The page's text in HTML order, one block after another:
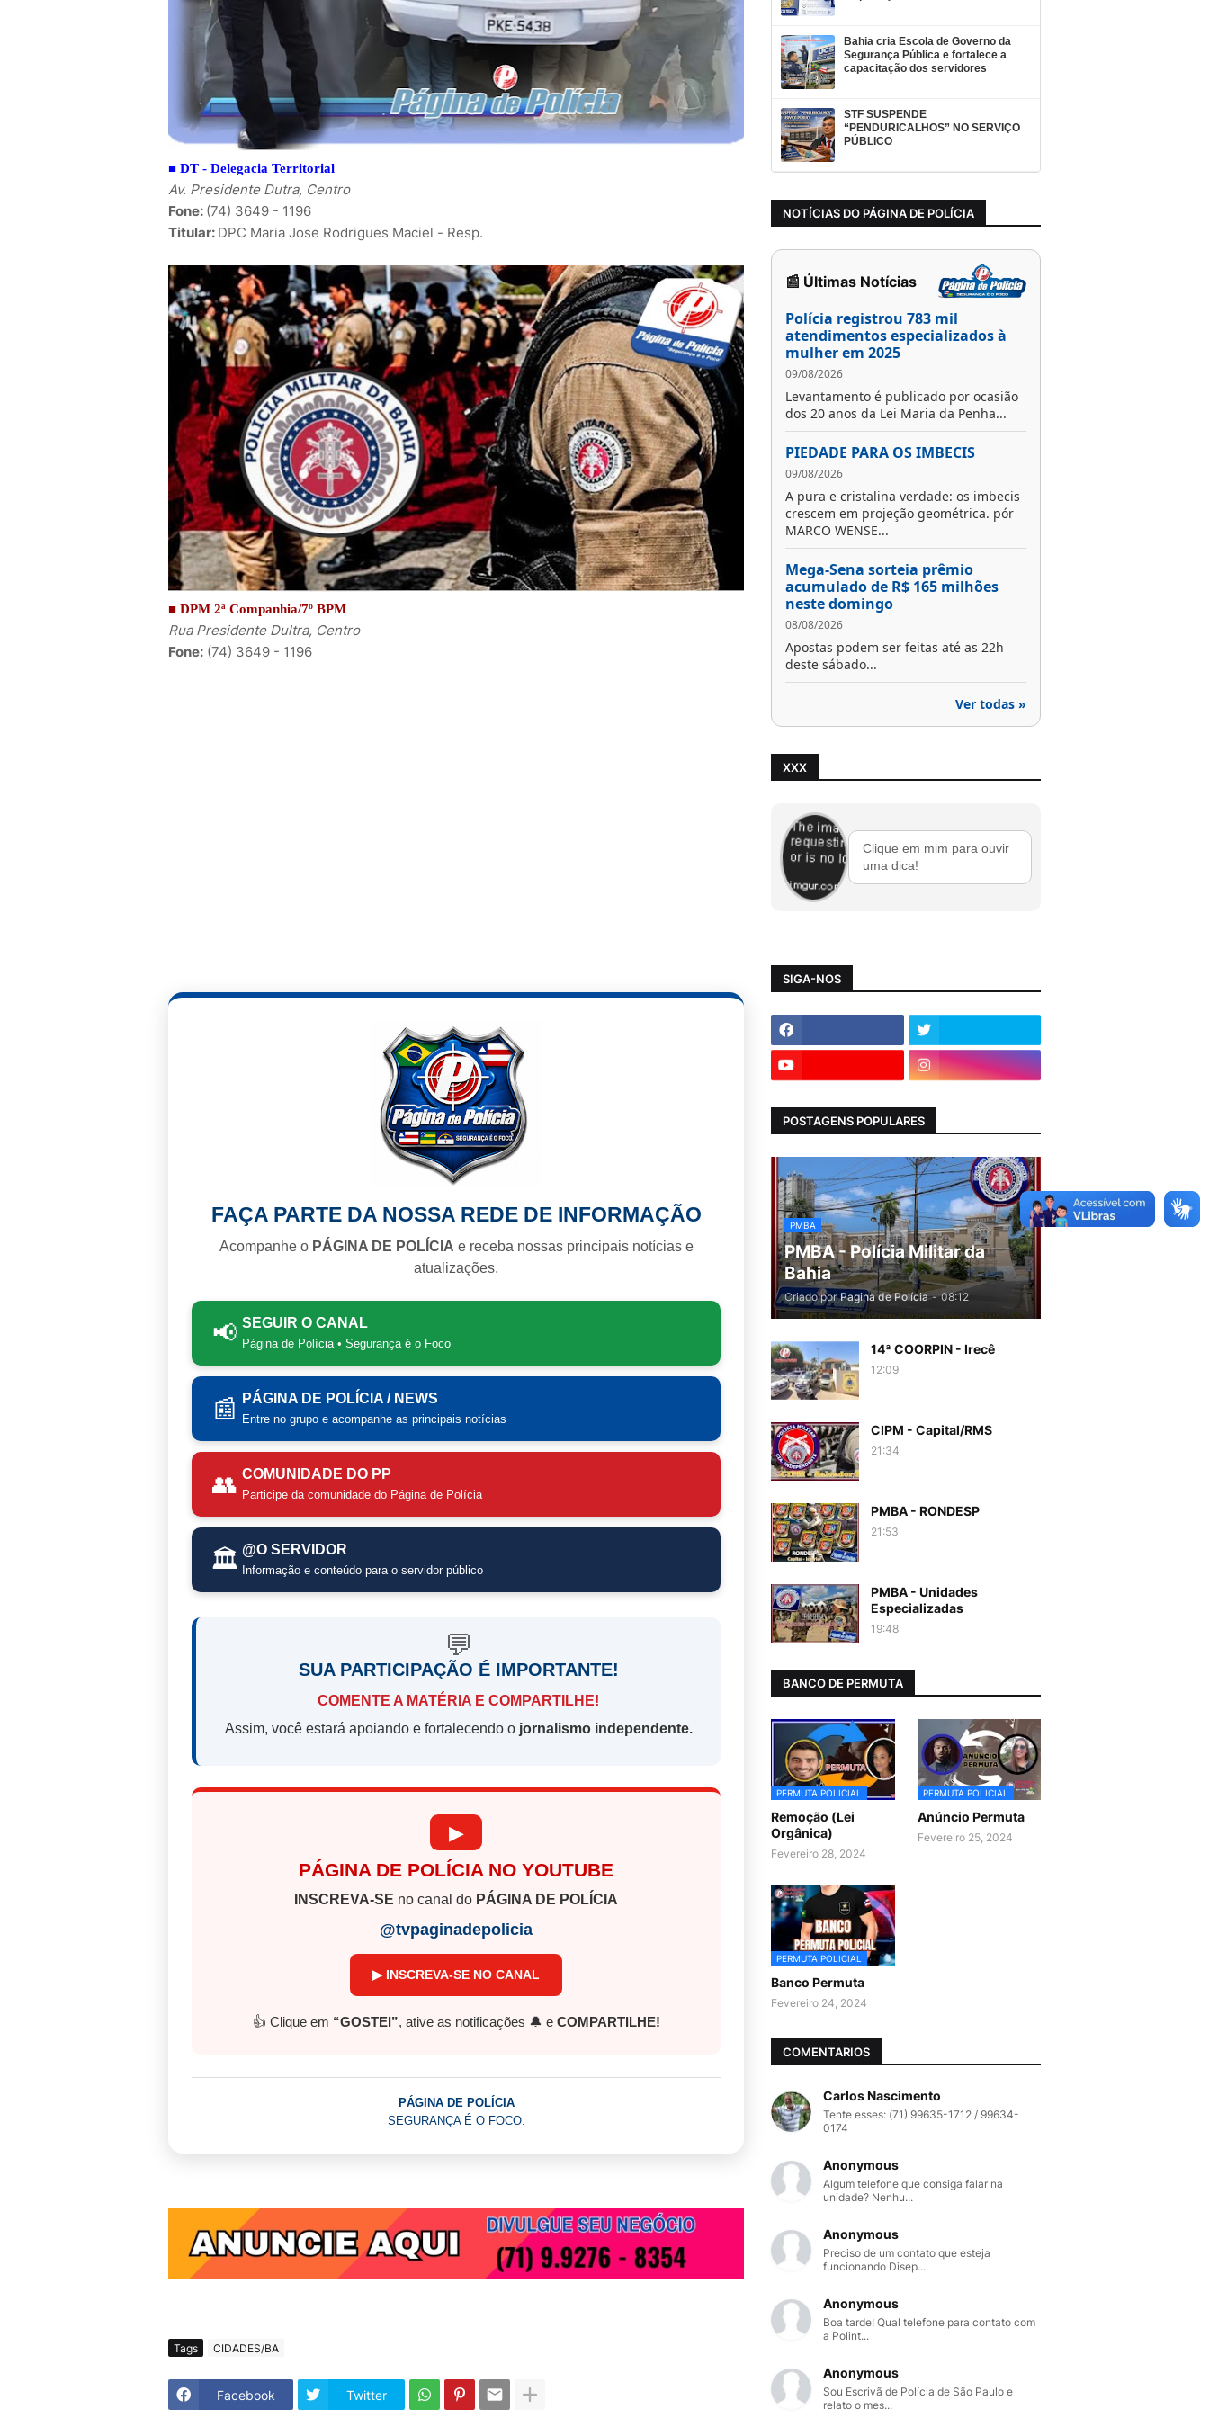
■ DT - Delegacia Territorial
Av. Presidente Dutra, Centro
Fone: (74) 3649 - 1196
Titular: DPC Maria Jose Rodrigues Maciel - Resp.
■ DPM 2ª Companhia/7º BPM
Rua Presidente Dultra, Centro
Fone: (74) 3649 - 1196
FAÇA PARTE DA NOSSA REDE DE INFORMAÇÃO
Acompanhe o PÁGINA DE POLÍCIA e receba nossas principais notícias e
atualizações.
📢 SEGUIR O CANAL
Página de Polícia • Segurança é o Foco
📰 PÁGINA DE POLÍCIA / NEWS
Entre no grupo e acompanhe as principais notícias
👥 COMUNIDADE DO PP
Participe da comunidade do Página de Polícia
🏛️ @O SERVIDOR
Informação e conteúdo para o servidor público
💬
SUA PARTICIPAÇÃO É IMPORTANTE!
COMENTE A MATÉRIA E COMPARTILHE!
Assim, você estará apoiando e fortalecendo o jornalismo independente.
▶
PÁGINA DE POLÍCIA NO YOUTUBE
INSCREVA-SE no canal do PÁGINA DE POLÍCIA
@tvpaginadepolicia
▶ INSCREVA-SE NO CANAL
👍 Clique em “GOSTEI”, ative as notificações 🔔 e COMPARTILHE!
PÁGINA DE POLÍCIA
SEGURANÇA É O FOCO.
Tags CIDADES/BA
Facebook Twitter
Bahia cria Escola de Governo da
Segurança Pública e fortalece a
capacitação dos servidores
STF SUSPENDE
“PENDURICALHOS” NO SERVIÇO
PÚBLICO
NOTÍCIAS DO PÁGINA DE POLÍCIA
📰 Últimas Notícias
Polícia registrou 783 mil
atendimentos especializados à
mulher em 2025
09/08/2026
Levantamento é publicado por ocasião
dos 20 anos da Lei Maria da Penha...
PIEDADE PARA OS IMBECIS
09/08/2026
A pura e cristalina verdade: os imbecis
crescem em projeção geométrica. pór
MARCO WENSE...
Mega-Sena sorteia prêmio
acumulado de R$ 165 milhões
neste domingo
08/08/2026
Apostas podem ser feitas até as 22h
deste sábado...
Ver todas »
XXX
Clique em mim para ouvir
uma dica!
SIGA-NOS
POSTAGENS POPULARES
PMBA
PMBA - Polícia Militar da
Bahia
Criado por Pagina de Polícia - 08:12
14ª COORPIN - Irecê
12:09
CIPM - Capital/RMS
21:34
PMBA - RONDESP
21:53
PMBA - Unidades
Especializadas
19:48
BANCO DE PERMUTA
PERMUTA POLICIAL
Remoção (Lei
Orgânica)
Fevereiro 28, 2024
PERMUTA POLICIAL
Anúncio Permuta
Fevereiro 25, 2024
PERMUTA POLICIAL
Banco Permuta
Fevereiro 24, 2024
COMENTARIOS
Carlos Nascimento
Tente esses: (71) 99635-1712 / 99634-
0174
Anonymous
Algum telefone que consiga falar na
unidade? Nenhu...
Anonymous
Preciso de um contato que esteja
funcionando Disep...
Anonymous
Boa tarde! Qual telefone para contato com
a Polint...
Anonymous
Sou Escrivã de Polícia de São Paulo e
relato o mes...